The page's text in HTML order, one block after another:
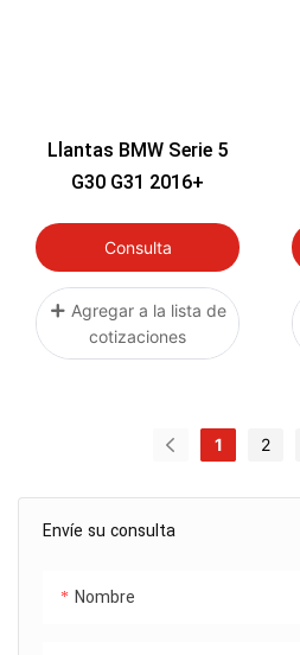
Envíe su consulta
Nombre
Llantas BMW Serie 5
G30 G31 2016+
Consulta
Agregar a la lista de
cotizaciones
1 2